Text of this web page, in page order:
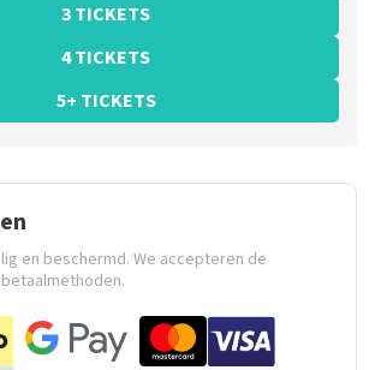
3 TICKETS
4 TICKETS
5+ TICKETS
en beschermd. We accepteren de